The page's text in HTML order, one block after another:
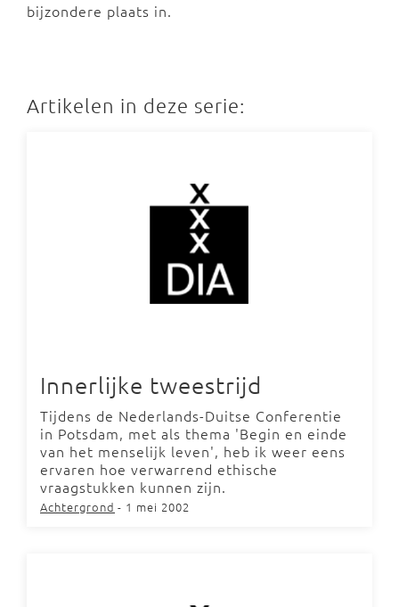
bijzondere plaats in.
Artikelen in deze serie:
Innerlijke tweestrijd
Tijdens de Nederlands-Duitse Conferentie
in Potsdam, met als thema 'Begin en einde
van het menselijk leven', heb ik weer eens
ervaren hoe verwarrend ethische
vraagstukken kunnen zijn.
Achtergrond - 1 mei 2002